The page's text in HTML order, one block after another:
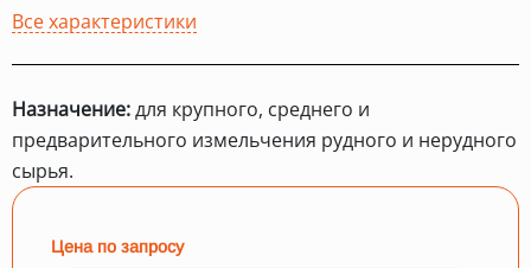
Все характеристики
Назначение:для крупного, среднего и
предварительного измельчения рудного и нерудного
сырья.
Цена по запросу